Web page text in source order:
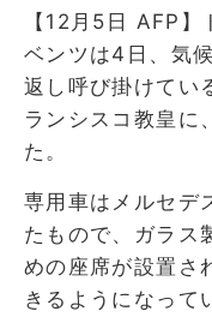
【12月5日 AFP】
ベンツは4日、気
返し呼び掛けてい
ランシスコ教皇に
た。
専用車はメルセデ
たもので、ガラス
めの座席が設置さ
きるようになって